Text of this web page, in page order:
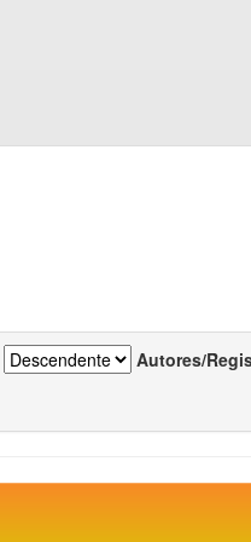
Autores/